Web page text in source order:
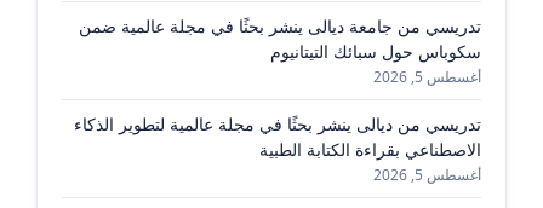
تدريسي من جامعة ديالى ينشر بحثًا في مجلة عالمية ضمن
سكوباس حول سبائك التيتانيوم
أغسطس 5, 2026
تدريسي من ديالى ينشر بحثًا في مجلة عالمية لتطوير الذكاء
الاصطناعي بقراءة الكتابة الطبية
أغسطس 5, 2026